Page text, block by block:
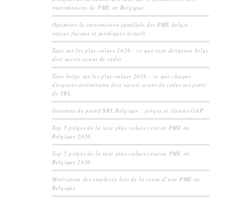
transmissions de PME en Belgique
Optimiser la transmission familiale des PME belges :
enjeux fiscaux et juridiques actuels
Taxe sur les plus-values 2026 : ce que tout dirigeant belge
doit savoir avant de céder
Taxe belge sur les plus-values 2026 : ce que chaque
dirigeant-actionnaire doit savoir avant de céder ses parts
de SRL
Garantie de passif SRL Belgique : pièges et clauses GAP
Top 5 pièges de la taxe plus-values cession PME en
Belgique 2026
Top 5 pièges de la taxe plus-values cession PME en
Belgique 2026
Motivation des employés lors de la vente d’une PME en
Belgique